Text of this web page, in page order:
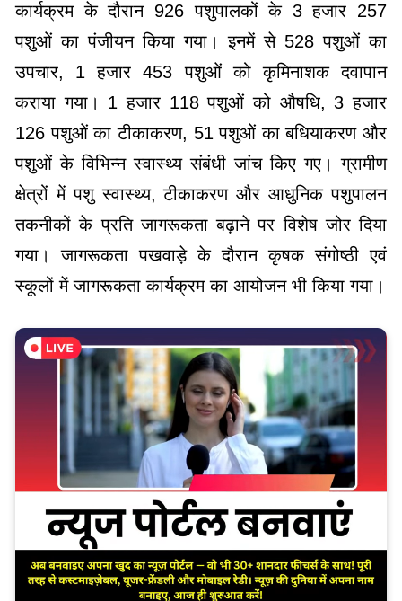
कार्यक्रम के दौरान 926 पशुपालकों के 3 हजार 257
पशुओं का पंजीयन किया गया। इनमें से 528 पशुओं का
उपचार, 1 हजार 453 पशुओं को कृमिनाशक दवापान
कराया गया। 1 हजार 118 पशुओं को औषधि, 3 हजार
126 पशुओं का टीकाकरण, 51 पशुओं का बधियाकरण और
पशुओं के विभिन्न स्वास्थ्य संबंधी जांच किए गए। ग्रामीण
क्षेत्रों में पशु स्वास्थ्य, टीकाकरण और आधुनिक पशुपालन
तकनीकों के प्रति जागरूकता बढ़ाने पर विशेष जोर दिया
गया। जागरूकता पखवाड़े के दौरान कृषक संगोष्ठी एवं
स्कूलों में जागरूकता कार्यक्रम का आयोजन भी किया गया।